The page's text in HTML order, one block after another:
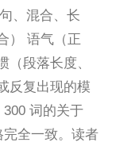
、混合、长
） 语气（正
段落长度、
反复出现的模
词的关于
全一致。读者